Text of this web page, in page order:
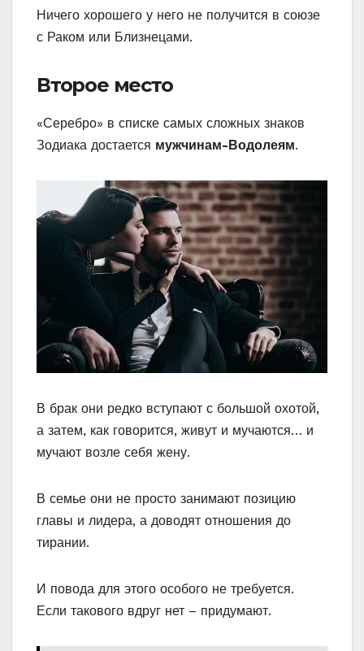
Ничего хорошего у него не получится в союзе
с Раком или Близнецами.
Второе место
«Серебро» в списке самых сложных знаков
Зодиака достается мужчинам-Водолеям.
В брак они редко вступают с большой охотой,
а затем, как говорится, живут и мучаются… и
мучают возле себя жену.
В семье они не просто занимают позицию
главы и лидера, а доводят отношения до
тирании.
И повода для этого особого не требуется.
Если такового вдруг нет – придумают.